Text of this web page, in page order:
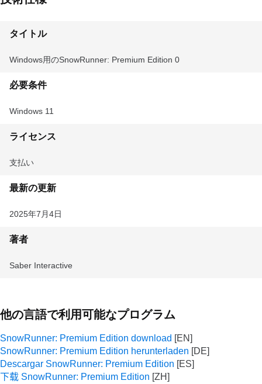
タイトル
Windows用のSnowRunner: Premium Edition 0
必要条件
Windows 11
ライセンス
支払い
最新の更新
2025年7月4日
著者
Saber Interactive
他の言語で利用可能なプログラム
SnowRunner: Premium Edition download
SnowRunner: Premium Edition herunterladen
Descargar SnowRunner: Premium Edition
下载 SnowRunner: Premium Edition